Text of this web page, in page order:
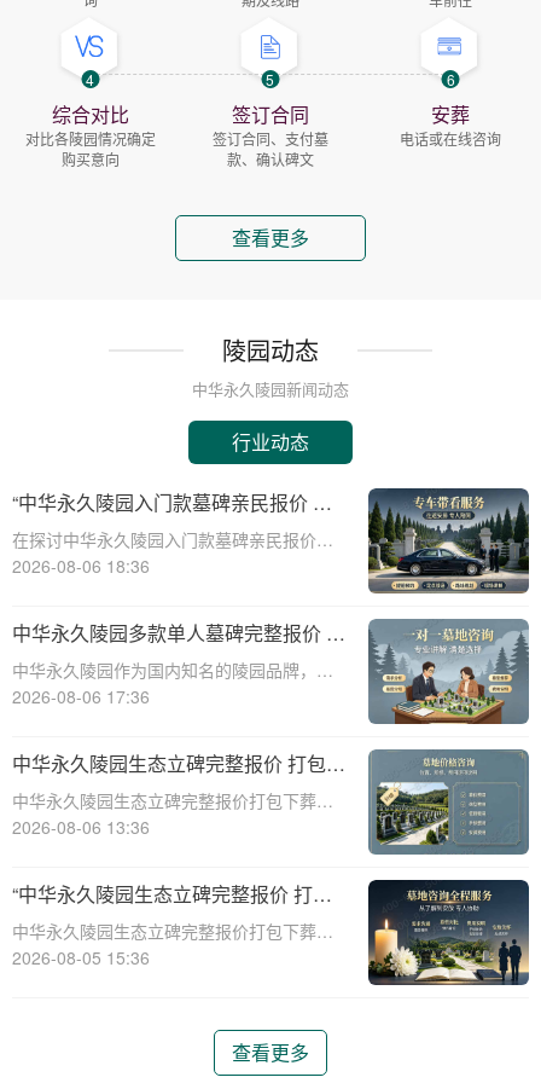
4
综合对比
对比各陵园情况确定
购买意向
5
签订合同
签订合同、支付墓
款、确认碑文
6
安葬
电话或在线咨询
查看更多
陵园动态
中华永久陵园新闻动态
行业动态
“中华永久陵园入门款墓碑亲民报价 一
次性付清享折上折：超值优惠与便捷选
择的完美结合”
在探讨中华永久陵园入门款墓碑亲民报价这
一主题时，我们首先需要理解墓碑选择的重
对逝者的纪念，也是对生者情感的寄托。因
此，选择一款既符合预算又具有纪念意义的
墓碑显得尤
2026-08-06 18:36
中华永久陵园多款单人墓碑完整报价 淡
季下单直降数千元详解
中华永久陵园作为国内知名的陵园品牌，提
供多种单人墓碑选择，满足不同客户的需
墓碑的完整报价，并解释淡季下单直降数千
元的优惠政策，帮助消费者做出明智的选
择。☎ 中华永
2026-08-06 17:36
中华永久陵园生态立碑完整报价 打包下
葬服务同步享折扣详解
中华永久陵园生态立碑完整报价打包下葬服
务同步享折扣详解☎ 中华永久陵园电话:400-
的规划越来越重视。中华永久陵园作为国内
知名的陵园品牌，提供了一系列生
2026-08-06 13:36
“中华永久陵园生态立碑完整报价 打包
下葬服务同步享折扣：全方位福利解析
与专属优惠”
中华永久陵园生态立碑完整报价打包下葬服
务同步享折扣：全方位福利解析与专属优惠
式有了更多的选择。中华永久陵园作
2026-08-05 15:36
查看更多